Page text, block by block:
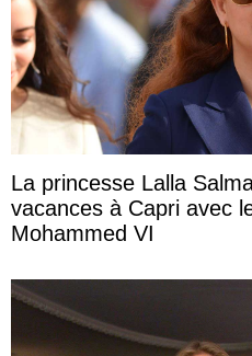
La princesse Lalla
vacances à Capri avec
Mohammed VI